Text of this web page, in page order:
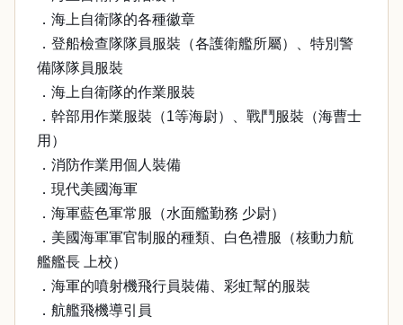
．海上自衛隊的各種徽章
．登船檢查隊隊員服裝（各護衛艦所屬）、特別警
備隊隊員服裝
．海上自衛隊的作業服裝
．幹部用作業服裝（1等海尉）、戰鬥服裝（海曹士
用）
．消防作業用個人裝備
．現代美國海軍
．海軍藍色軍常服（水面艦勤務 少尉）
．美國海軍軍官制服的種類、白色禮服（核動力航
艦艦長 上校）
．海軍的噴射機飛行員裝備、彩虹幫的服裝
．航艦飛機導引員